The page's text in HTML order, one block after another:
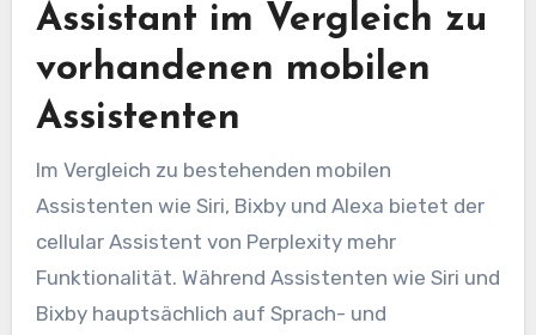
Assistant im Vergleich zu
vorhandenen mobilen
Assistenten
Im Vergleich zu bestehenden mobilen
Assistenten wie Siri, Bixby und Alexa bietet der
cellular Assistent von Perplexity mehr
Funktionalität. Während Assistenten wie Siri und
Bixby hauptsächlich auf Sprach- und